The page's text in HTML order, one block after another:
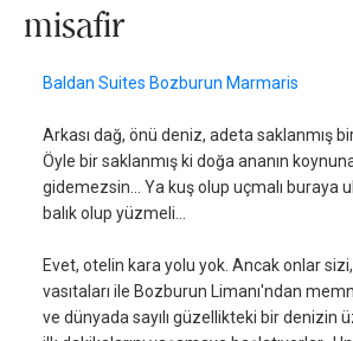
misafir
Baldan Suites Bozburun Marmaris
Arkası dağ, önü deniz, adeta saklanmış
Öyle bir saklanmış ki doğa ananın
gidemezsin… Ya kuş olup uçmalı buraya
balık olup yüzmeli…
Evet, otelin kara yolu yok. Ancak onlar
vasıtaları ile Bozburun Limanı'ndan
ve dünyada sayılı güzellikteki bir denizin